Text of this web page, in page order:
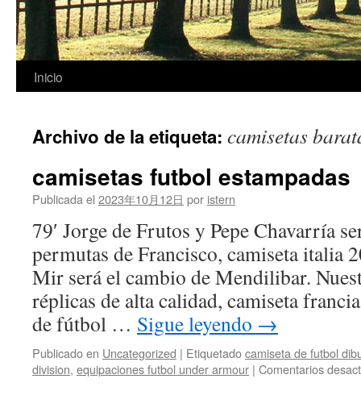
Saltar
contenido
Inicio
Archivo de la etiqueta: camisetas
camisetas futbol estampadas
Publicada el 2023年10月12日 por istern
79′ Jorge de Frutos y Pepe Chavarría
permutas de Francisco, camiseta italia
Mir será el cambio de Mendilibar.
réplicas de alta calidad, camiseta
de fútbol … Sigue leyendo →
Publicado en Uncategorized | Etiquetadocamiseta de futbol
division, equipaciones futbol under armour | Comentarios